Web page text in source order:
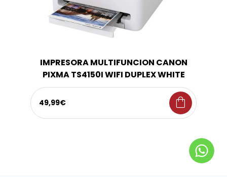
IMPRESORA MULTIFUNCION CANON
PIXMA TS4150I WIFI DUPLEX WHITE
49,99€ shopping_bag